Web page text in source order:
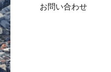
お問い合わせ